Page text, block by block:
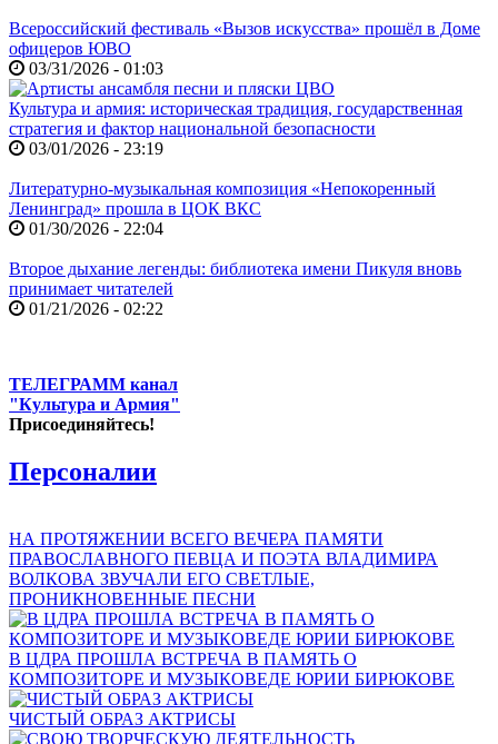
Всероссийский фестиваль «Вызов искусства» прошёл в Доме
офицеров ЮВО
03/31/2026 - 01:03
Культура и армия: историческая традиция, государственная
стратегия и фактор национальной безопасности
03/01/2026 - 23:19
Литературно-музыкальная композиция «Непокоренный
Ленинград» прошла в ЦОК ВКС
01/30/2026 - 22:04
Второе дыхание легенды: библиотека имени Пикуля вновь
принимает читателей
01/21/2026 - 02:22
ТЕЛЕГРАММ канал
"Культура и Армия"
Присоединяйтесь!
Персоналии
НА ПРОТЯЖЕНИИ ВСЕГО ВЕЧЕРА ПАМЯТИ
ПРАВОСЛАВНОГО ПЕВЦА И ПОЭТА ВЛАДИМИРА
ВОЛКОВА ЗВУЧАЛИ ЕГО СВЕТЛЫЕ,
ПРОНИКНОВЕННЫЕ ПЕСНИ
В ЦДРА ПРОШЛА ВСТРЕЧА В ПАМЯТЬ О
КОМПОЗИТОРЕ И МУЗЫКОВЕДЕ ЮРИИ БИРЮКОВЕ
ЧИСТЫЙ ОБРАЗ АКТРИСЫ